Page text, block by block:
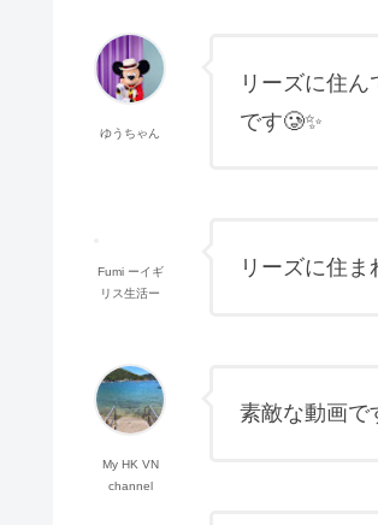
ゆうちゃん
リーズに住
です🥲✨
Fumi ーイギ
リス生活ー
リーズに住
My HK VN
channel
素敵な動画で